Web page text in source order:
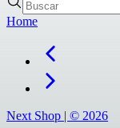
Home
Next Shop | © 2026